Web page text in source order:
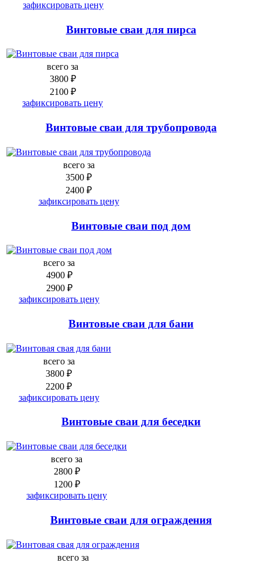
зафиксировать цену
Винтовые сваи для пирса
всего за
3800 ₽
2100 ₽
зафиксировать цену
Винтовые сваи для трубопровода
всего за
3500 ₽
2400 ₽
зафиксировать цену
Винтовые сваи под дом
всего за
4900 ₽
2900 ₽
зафиксировать цену
Винтовые сваи для бани
всего за
3800 ₽
2200 ₽
зафиксировать цену
Винтовые сваи для беседки
всего за
2800 ₽
1200 ₽
зафиксировать цену
Винтовые сваи для ограждения
всего за